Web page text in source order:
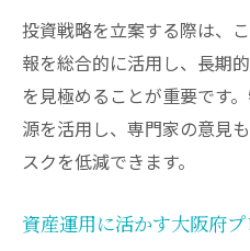
投資戦略を立案する際は、
報を総合的に活用し、長期
を見極めることが重要です
源を活用し、専門家の意見
スクを低減できます。
資産運用に活かす大阪府